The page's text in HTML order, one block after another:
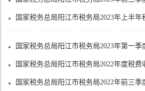
国家税务总局阳江市税务局2023年上半年税费
国家税务总局阳江市税务局2023年第一季度税费
国家税务总局阳江市税务局2022年度税费
国家税务总局阳江市税务局2022年前三季度税费